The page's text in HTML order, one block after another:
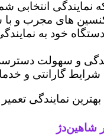
انتخابی
های مجرب و با
خود به
و سهولت دسترسی
گارانتی و
نمایندگی
شاهین‌دژ